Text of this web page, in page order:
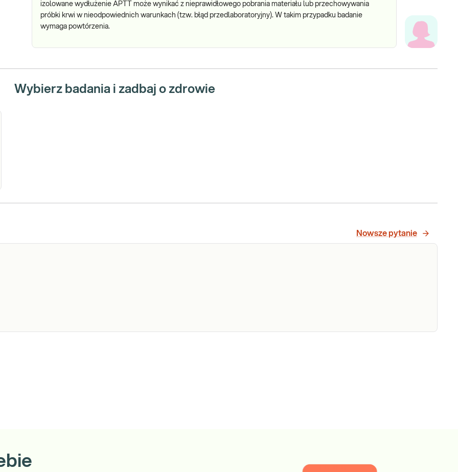
izolowane wydłużenie APTT może wynikać z nieprawidłowego pobrania materiału lub przechowywania
próbki krwi w nieodpowiednich warunkach (tzw. błąd przedlaboratoryjny). W takim przypadku badanie
wymaga powtórzenia.
Wybierz badania i zadbaj o zdrowie
Nowsze pytanie